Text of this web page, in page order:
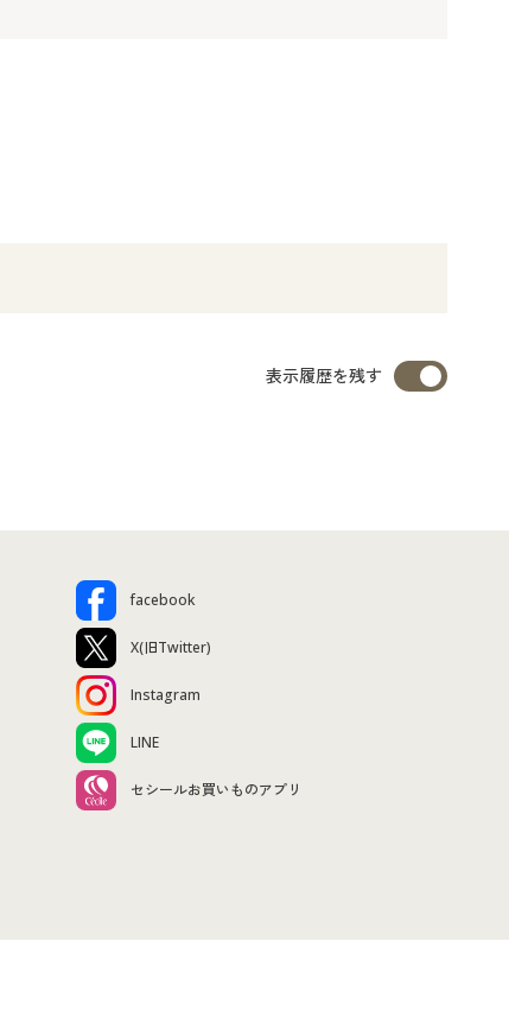
表示履歴を残す
facebook
X(旧Twitter)
Instagram
LINE
セシールお買いものアプリ